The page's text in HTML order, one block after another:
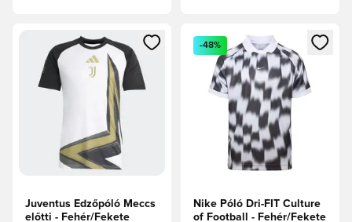
Megnyit egy modált a bejelentkezéshez vagy a tagként
Juventus Edzőpóló Meccs
előtti - Fehér/Fekete
Megnyit egy modált a
-48%
Nike Póló Dri-FIT Culture
of Football - Fehér/Fekete